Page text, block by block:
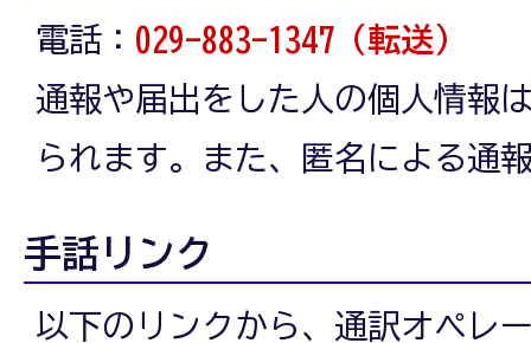
電話： 029-883-1347（転送）
通報や届出をした人の個人情報
られます。また、匿名による通
手話リンク
以下のリンクから、通訳オペレ